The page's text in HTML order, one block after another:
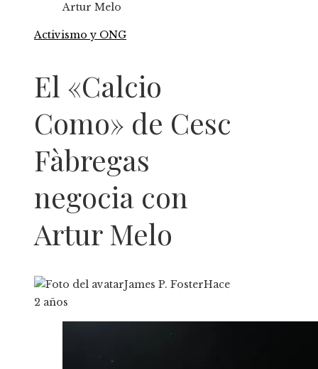
Artur Melo
Activismo y ONG
El «Calcio
Como» de Cesc
Fàbregas
negocia con
Artur Melo
James P. FosterHace
2 años